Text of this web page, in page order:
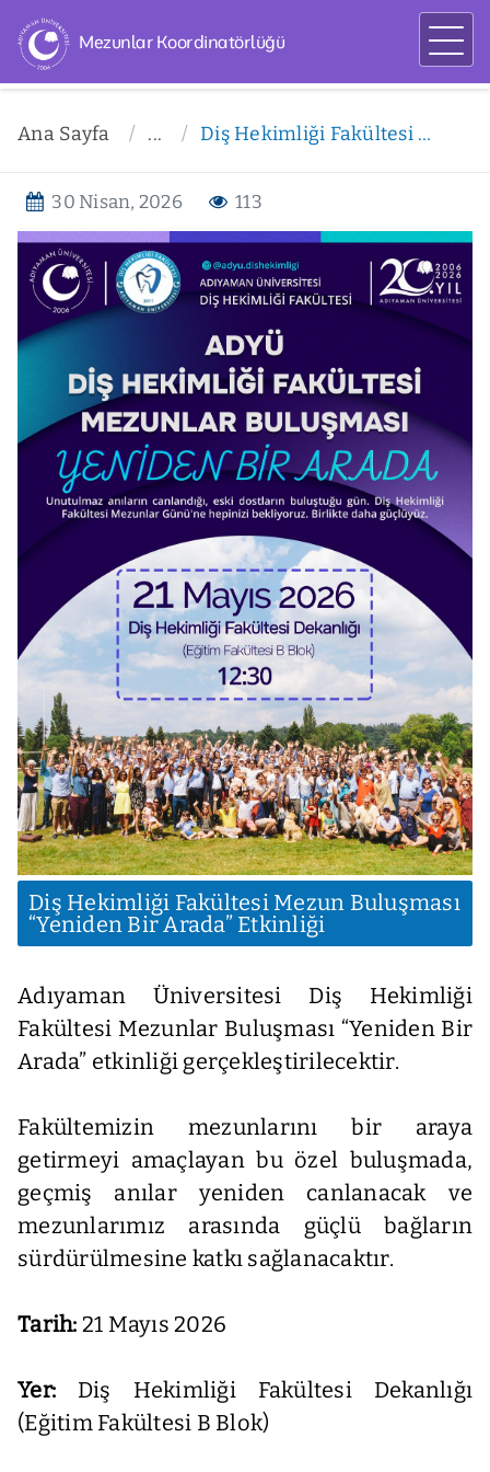
Mezunlar Koordinatörlüğü
Ana Sayfa ... Diş Hekimliği Fakültesi Mezun Buluşması “Yeniden Bir Arada” Etkinliği
30 Nisan, 2026 113
Diş Hekimliği Fakültesi Mezun Buluşması
“Yeniden Bir Arada” Etkinliği
Adıyaman Üniversitesi Diş Hekimliği
Fakültesi Mezunlar Buluşması “Yeniden Bir
Arada” etkinliği gerçekleştirilecektir.
Fakültemizin mezunlarını bir araya
getirmeyi amaçlayan bu özel buluşmada,
geçmiş anılar yeniden canlanacak ve
mezunlarımız arasında güçlü bağların
sürdürülmesine katkı sağlanacaktır.
Tarih: 21 Mayıs 2026
Yer: Diş Hekimliği Fakültesi Dekanlığı
(Eğitim Fakültesi B Blok)